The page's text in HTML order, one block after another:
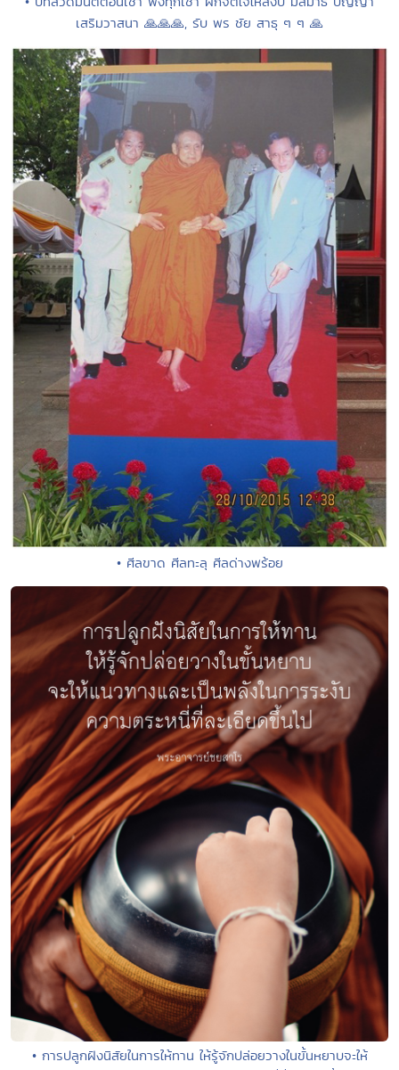
เสริมวาสนา 🙏🙏🙏, รับ พร ชัย สาธุ ๆ ๆ 🙏
• ศีลขาด ศีลทะลุ ศีลด่างพร้อย
• การปลูกฝังนิสัยในการให้ทาน ให้รู้จักปล่อยวางในขั้นหยาบจะให้